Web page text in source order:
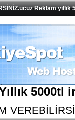
Reklam yıllık